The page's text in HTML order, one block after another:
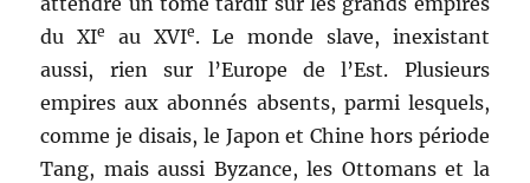
du XIe au XVIe. Le monde slave, inexistant
aussi, rien sur l’Europe de l’Est. Plusieurs
empires aux abonnés absents, parmi lesquels,
comme je disais, le Japon et Chine hors période
Tang, mais aussi Byzance, les Ottomans et la